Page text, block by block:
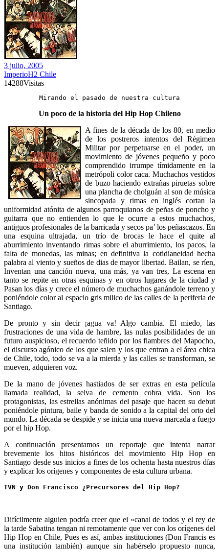
3 julio, 2005
ImperioH2 Chile
14288Visitas
Mirando el pasado de nuestra cultura
Un poco de la historia del Hip Hop Chileno
A fines de la década de los 80, en medio
de los postreros intentos del Régimen
Militar por perpetuarse en el poder, un
movimiento de jóvenes pequeño y poco
comprendido irrumpe tímidamente en la
metrópoli color caca. Muchachos vestidos
de buzo haciendo extrañas piruetas sobre
una plancha de cholguán al son de música
sincopada y rimas en inglés cortan la
uniformidad atónita de algunos parroquianos de peñas de poncho y
guitarra que no entienden lo que le ocurre a estos muchachos,
antiguos profesionales de la barricada y secos pa’ los peñascazos. En
una esquina ultrajada, un trío de brocas le hace el quite al
aburrimiento inventando rimas sobre el aburrimiento, los pacos, la
falta de monedas, las minas; en definitiva la cotidianeidad hecha
palabra al viento y sueños de dias de mayor libertad. Bailan, se ríen,
Inventan una canción nueva, una más, ya van tres, La escena en
tanto se repite en otras esquinas y en otros lugares de la ciudad y
Pasan los días y crece el número de muchachos ganándole terreno y
poniéndole color al espacio gris milico de las calles de la periferia de
Santiago.
De pronto y sin decir ¡agua va! Algo cambia. El miedo, las
frustraciones de una vida de hambre, las nulas posibilidades de un
futuro auspicioso, el recuerdo teñido por los fiambres del Mapocho,
el discurso agónico de los que salen y los que entran a el área chica
de Chile, todo, todo se va a la mierda y las calles se transforman, se
mueven, adquieren voz.
De la mano de jóvenes hastiados de ser extras en esta película
llamada realidad, la selva de cemento cobra vida. Son los
protagonistas, las estrellas anónimas del pasaje que hacen su debut
poniéndole pintura, baile y banda de sonido a la capital del orto del
mundo. La década se despide y se inicia una nueva marcada a fuego
por el hip Hop.
A continuación presentamos un reportaje que intenta narrar
brevemente los hitos históricos del movimiento Hip Hop en
Santiago desde sus inicios a fines de los ochenta hasta nuestros días
y explicar los orígenes y componentes de esta cultura urbana.
TVN y Don Francisco ¿Precursores del Hip Hop?
Difícilmente alguien podría creer que el «canal de todos y el rey de
la tarde Sabatina tengan ni remotamente que ver con los orígenes del
Hip Hop en Chile, Pues es así, ambas instituciones (Don Francis es
una institución también) aunque sin habérselo propuesto nunca,